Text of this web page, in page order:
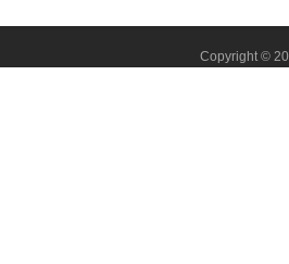
Copyright ©